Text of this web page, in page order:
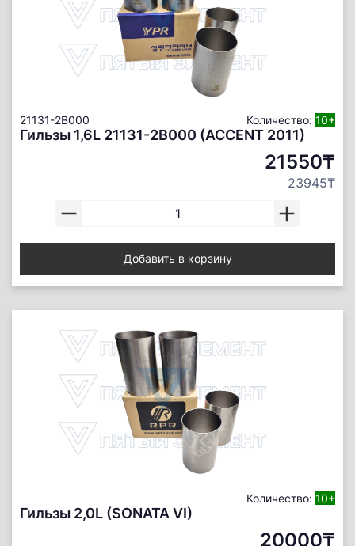
21131-2B000 Количество: 10+
Гильзы 1,6L 21131-2B000 (ACCENT 2011)
21550₸
23945₸
Добавить в корзину
Количество: 10+
Гильзы 2,0L (SONATA VI)
20000₸